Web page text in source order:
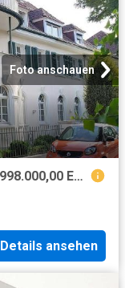
Foto anschauen
Wohnung zum Kaufen in Mannheim 998.000,00 EUR 133 m²
Details ansehen